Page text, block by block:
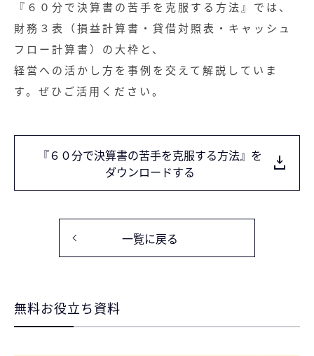
『６０分で決算書の苦手を克服する方法』では、
財務３表（損益計算書・貸借対照表・キャッシュ
フロー計算書）の大枠と、
経営への活かし方を事例を交えて解説していま
す。ぜひご活用ください。
『６０分で決算書の苦手を克服する方法』を
ダウンロードする
一覧に戻る
無料お役立ち資料